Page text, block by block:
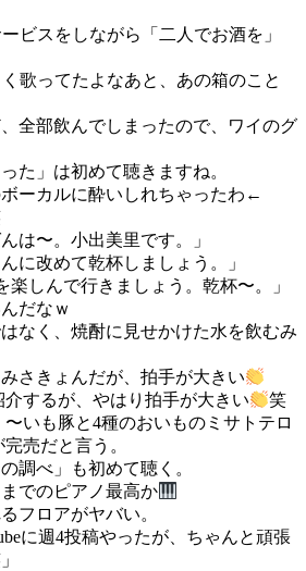
ビスをしながら「二人でお酒を」
歌ってたよなあと、あの箱のこと
全部飲んでしまったので、ワイのグ
た」は初めて聴きますね。
ーカルに酔いしれちゃったわ←
は〜。小出美里です。」
に改めて乾杯しましょう。」
楽しんで行きましょう。乾杯〜。」
だなｗ
なく、焼酎に見せかけた水を飲むみ
さきょんだが、拍手が大きい
するが、やはり拍手が大きい
笑
いも豚と4種のおいものミサトテロ
売だと言う。
調べ」も初めて聴く。
でのピアノ最高か
フロアがヤバい。
に週4投稿やったが、ちゃんと頑張